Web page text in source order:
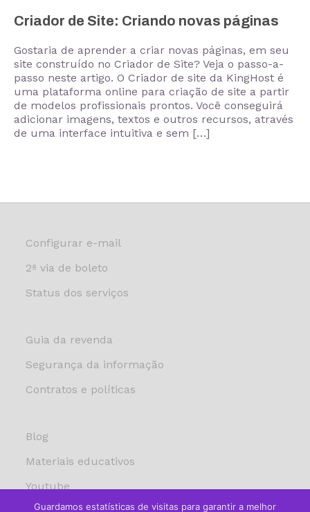
Criador de Site: Criando novas páginas
Gostaria de aprender a criar novas páginas, em seu
site construído no Criador de Site? Veja o passo-a-
passo neste artigo. O Criador de site da KingHost é
uma plataforma online para criação de site a partir
de modelos profissionais prontos. Você conseguirá
adicionar imagens, textos e outros recursos, através
de uma interface intuitiva e sem […]
Configurar e-mail
2ª via de boleto
Status dos serviços
Guia da revenda
Segurança da informação
Contratos e políticas
Blog
Materiais educativos
Youtube
Guardamos estatísticas de visitas para garantir a melhor